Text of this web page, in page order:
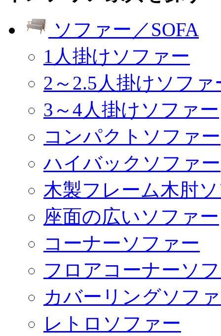
ソファー／SOFA
1人掛けソファー
2～2.5人掛けソファ
3～4人掛けソファー
コンパクトソファー
ハイバックソファー
木製フレーム木肘
座面の広いソファー
コーナーソファー
フロアコーナーソ
カバーリングソフ
レトロソファー